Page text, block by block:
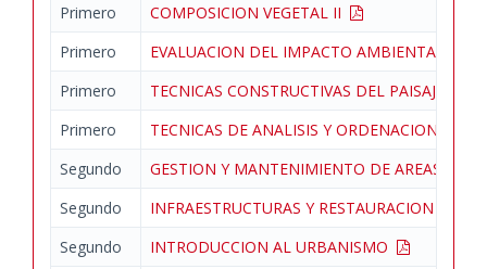
Primero
COMPOSICION VEGETAL II
Primero
EVALUACION DEL IMPACTO AMBIENTAL
Primero
TECNICAS CONSTRUCTIVAS DEL PAISAJE II
Primero
TECNICAS DE ANALISIS Y ORDENACION DEL
Segundo
GESTION Y MANTENIMIENTO DE AREAS
Segundo
INFRAESTRUCTURAS Y RESTAURACION DEL
Segundo
INTRODUCCION AL URBANISMO